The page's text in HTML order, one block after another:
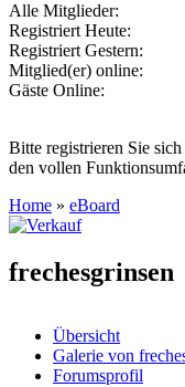
Alle Mitglieder:
Registriert Heute:
Registriert Gestern:
Mitglied(er) online:
Gäste Online:
Bitte registrieren Sie sich
den vollen
Home » eBoard
frechesgrinsen
Übersicht
Galerie von
Forumsprofil